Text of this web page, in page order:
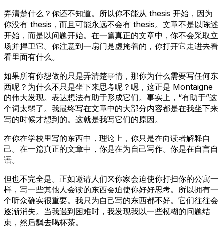
弄清楚什么？你还不知道。所以你不能从 thesis 开始，因为
你没有 thesis，而且可能永远不会有 thesis。文章不是以陈述
开始，而是以问题开始。在一篇真正的文章中，你不会采取立
场并捍卫它。你注意到一扇门是虚掩着的，你打开它走进去看
看里面有什么。
如果所有你想做的只是弄清楚事情，那你为什么需要写任何东
西呢？为什么不只是坐下来思考呢？嗯，这正是 Montaigne
的伟大发现。表达想法有助于形成它们。事实上，“有助于”这
个词太弱了。我最终写在文章中的大部分内容都是在我坐下来
写的时候才想到的。这就是我写它们的原因。
在你在学校里写的东西中，理论上，你只是在向读者解释自
己。在一篇真正的文章中，你是在为自己写作。你是在自言自
语。
但也不完全是。正如邀请人们来你家会迫使你打扫你的公寓一
样，写一些其他人会读的东西会迫使你好好思考。所以拥有一
个听众确实很重要。我只为自己写的东西都不好。它们往往会
逐渐消失。当我遇到困难时，我发现我以一些模糊的问题结
束，然后飘去喝杯茶。